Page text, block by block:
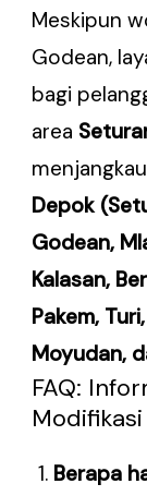
Meskipun
Godean,
bagi
area
Depok
Godean,
Kalasan,
Pakem,
Moyudan,
FAQ:
Berapa